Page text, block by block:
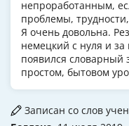
непроработанным,
проблемы,
Я очень довольна.
немецкий с нуля и
появился словарный
простом, бытовом
Записан со слов